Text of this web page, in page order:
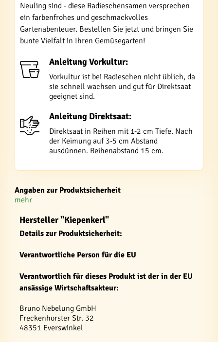
Neuling sind - diese Radieschensamen versprechen
ein farbenfrohes und geschmackvolles
Gartenabenteuer. Bestellen Sie jetzt und bringen Sie
bunte Vielfalt in Ihren Gemüsegarten!
Anleitung Vorkultur:
Vorkultur ist bei Radieschen nicht üblich, da
sie schnell wachsen und gut für Direktsaat
geeignet sind.
Anleitung Direktsaat:
Direktsaat in Reihen mit 1-2 cm Tiefe. Nach
der Keimung auf 3-5 cm Abstand
ausdünnen. Reihenabstand 15 cm.
Angaben zur Produktsicherheit
mehr
Hersteller "Kiepenkerl"
Details zur Produktsicherheit:
Verantwortliche Person für die EU
Verantwortlich für dieses Produkt ist der in der EU
ansässige Wirtschaftsakteur:
Bruno Nebelung GmbH
Freckenhorster Str. 32
48351 Everswinkel